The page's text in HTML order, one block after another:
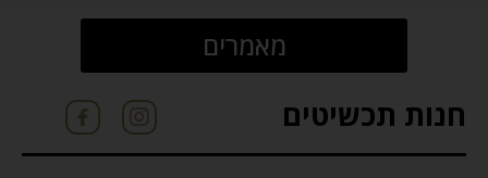
מאמרים
חנות תכשיטים